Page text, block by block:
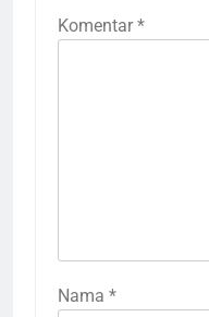
Komentar *
Nama *